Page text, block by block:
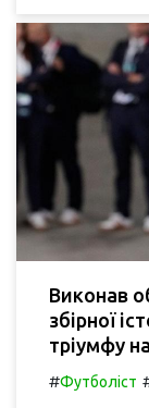
Виконав
збірної
тріумфу
#Футболіст